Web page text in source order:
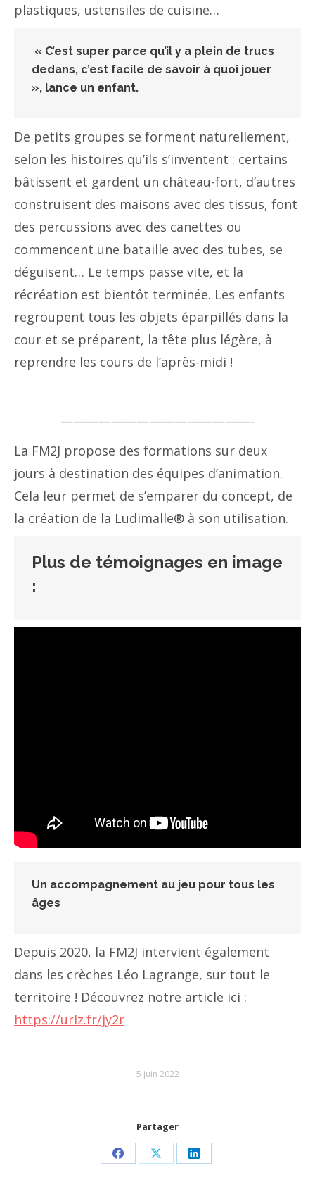
plastiques, ustensiles de cuisine…
« C’est super parce qu’il y a plein de trucs
dedans, c’est facile de savoir à quoi jouer
», lance un enfant.
De petits groupes se forment naturellement,
selon les histoires qu’ils s’inventent : certains
bâtissent et gardent un château-fort, d’autres
construisent des maisons avec des tissus, font
des percussions avec des canettes ou
commencent une bataille avec des tubes, se
déguisent… Le temps passe vite, et la
récréation est bientôt terminée. Les enfants
regroupent tous les objets éparpillés dans la
cour et se préparent, la tête plus légère, à
reprendre les cours de l’après-midi !
———————————————-
La FM2J propose des formations sur deux
jours à destination des équipes d’animation.
Cela leur permet de s’emparer du concept, de
la création de la Ludimalle® à son utilisation.
Plus de témoignages en image
:
Un accompagnement au jeu pour tous les
âges
Depuis 2020, la FM2J intervient également
dans les crèches Léo Lagrange, sur tout le
territoire ! Découvrez notre article ici :
https://urlz.fr/jy2r
5 juin 2022
Partager
PartagerPartagerPartager